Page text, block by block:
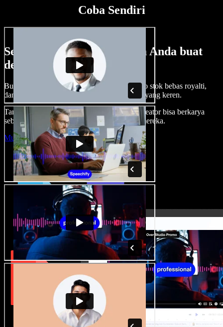
Coba Sendiri
Sedikit contoh hal yang bisa Anda buat
dengan Speechify Studio.
Buat voice over, tambah gambar, audio, video stok bebas royalti,
dan kloning suara untuk proyek audio-video yang keren.
Tanpa kurva belajar, semua dari browser—kreator bisa berkarya
sebebas mungkin dan wujudkan ide kreatif mereka.
Mulai Studio